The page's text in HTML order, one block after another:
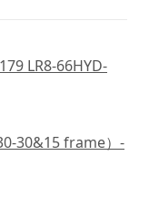
LR8-66HYD-
30&15 frame）-